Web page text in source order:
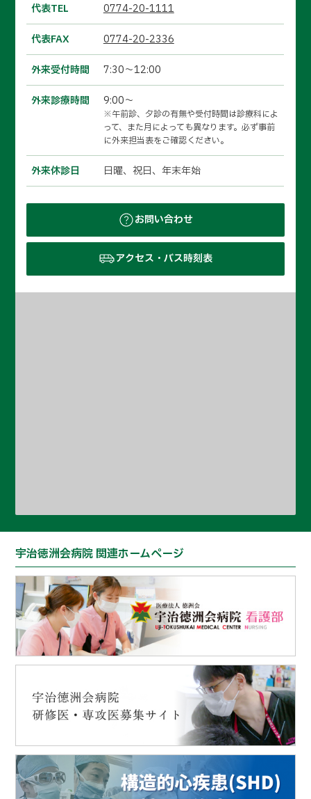
代表TEL 0774-20-1111
代表FAX 0774-20-2336
外来受付時間 7:30～12:00
外来診療時間 9:00～
※午前診、夕診の有無や受付時間は診療科によ
って、また月によっても異なります。必ず事前
に外来担当表をご確認ください。
外来休診日 日曜、祝日、年末年始
お問い合わせ
アクセス・バス時刻表
宇治徳洲会病院 関連ホームページ